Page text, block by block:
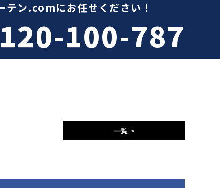
テン.comにお任せください！
100-787
一覧 >